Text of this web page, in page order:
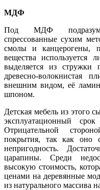
МДФ
Под МДФ
спрессованные сухим
смолы и канцерогены,
вещества используется
выделяется из стружки
древесно-волокнистая
внешним видом, её
шпоном.
Детская мебель из этого
эксплуатационный
Отрицательной
покрытия, так как оно
непригодность.
царапины. Среди
высокую стоимость,
ценами на деревянные
из натурального массива